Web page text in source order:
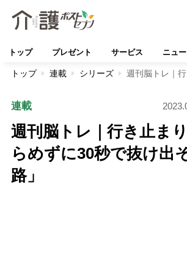
トップ プレゼント サービス ニュ
トップ 連載 シリーズ 週刊脳トレ｜
連載
週刊脳トレ｜行き止ま
らめずに30秒で抜け出
路」